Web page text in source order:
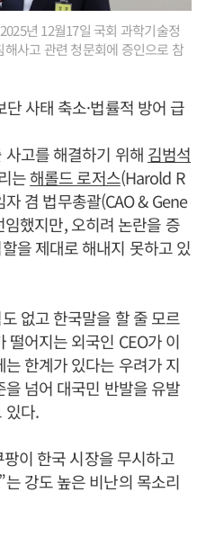
년 12월17일 국회 과학기술정
사고 관련 청문회에 증인으로 참
사태 축소·법률적 방어 급
고를 해결하기 위해 김범석
는해롤드 로저스(Harold R
겸 법무총괄(CAO & Gene
했지만, 오히려 논란을 증
을 제대로 해내지 못하고 있
없고 한국말을 할 줄 모르
떨어지는 외국인 CEO가 이
한계가 있다는 우려가 지
넘어 대국민 반발을 유발
있다.
이 한국 시장을 무시하고
강도 높은 비난의 목소리